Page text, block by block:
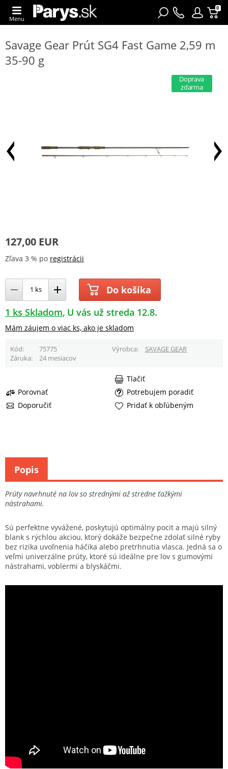
0
Menu
Savage Gear Prút SG4 Fast Game 2,59 m
35-90 g
Doprava
zdarma
127,00 EUR
Zľava 3 % po registrácii
Do košíka
1 ks Skladom U vás už streda 12.8.
Mám záujem o viac ks, ako je skladom
Kód 75775 Výrobca
SAVAGE GEAR
Záruka
24 mesiacov
Porovnať
Potrebujem poradiť
Doporučiť
Tlačiť
Pridať k obľúbeným
Prúty navrhnuté na lov so strednými až stredne ťažkými
nástrahami.
Sú perfektne vyvážené, poskytujú optimálny pocit a majú silný
blank s rýchlou akciou, ktorý dokáže bezpečne zdolať silné ryby
bez rizika uvoľnenia háčika alebo pretrhnutia vlasca. Jedná sa o
veľmi univerzálne prúty, ktoré sú ideálne pre lov s gumovými
nástrahami, voblermi a blyskáčmi.
Popis